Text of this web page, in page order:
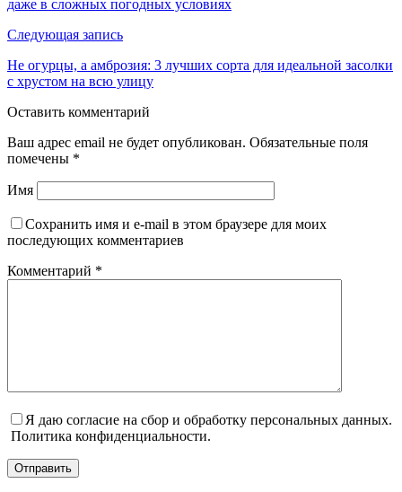
даже в сложных погодных условиях
Следующая запись
Не огурцы, а амброзия: 3 лучших сорта для идеальной засолки
с хрустом на всю улицу
Оставить комментарий
Ваш адрес email не будет опубликован. Обязательные поля
помечены *
Имя
Сохранить имя и e-mail в этом браузере для моих
последующих комментариев
Комментарий *
Я даю согласие на сбор и обработку персональных данных.
Политика конфиденциальности.
Отправить